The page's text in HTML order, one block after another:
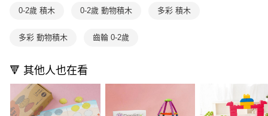
由本公司與您本人進行分期帳單所需資料之確認、核對及更正。
客戶支援中心」
https://netprotections.freshdesk.com/support/home
【注意事項】
權轉讓予恩沛科技股份有限公司。
https://aftee.tw/terms/#terms3
３．未成年的使用者請事先徵得法定代理人或監護人之同意方可使用
「AFTEE先享後付」，若未經同意申辦者引起之損失，本公司不負相關責
每筆NT$200
0-2歲 積木 0-2歲 動物積木 多彩 積木
多彩 動物積木 齒輪 0-2歲
🔻 其他人也在看